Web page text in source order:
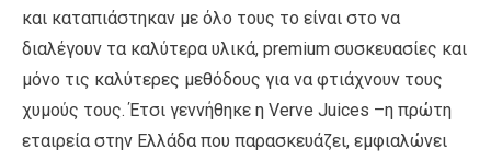
και καταπιάστηκαν με όλο τους το είναι στο να
διαλέγουν τα καλύτερα υλικά, premium συσκευασίες και
μόνο τις καλύτερες μεθόδους για να φτιάχνουν τους
χυμούς τους. Έτσι γεννήθηκε η Verve Juices –η πρώτη
εταιρεία στην Ελλάδα που παρασκευάζει, εμφιαλώνει